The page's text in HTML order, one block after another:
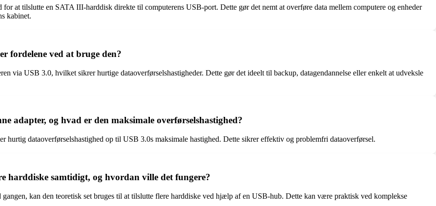
at tilslutte en SATA III-harddisk direkte til computerens USB-port. Dette gør det nemt at overføre data mellem computere og enheder
kabinet.
fordelene ved at bruge den?
via USB 3.0, hvilket sikrer hurtige dataoverførselshastigheder. Dette gør det ideelt til backup, datagendannelse eller enkelt at udveksle
adapter, og hvad er den maksimale overførselshastighed?
hurtig dataoverførselshastighed op til USB 3.0s maksimale hastighed. Dette sikrer effektiv og problemfri dataoverførsel.
harddiske samtidigt, og hvordan ville det fungere?
kan den teoretisk set bruges til at tilslutte flere harddiske ved hjælp af en USB-hub. Dette kan være praktisk ved komplekse